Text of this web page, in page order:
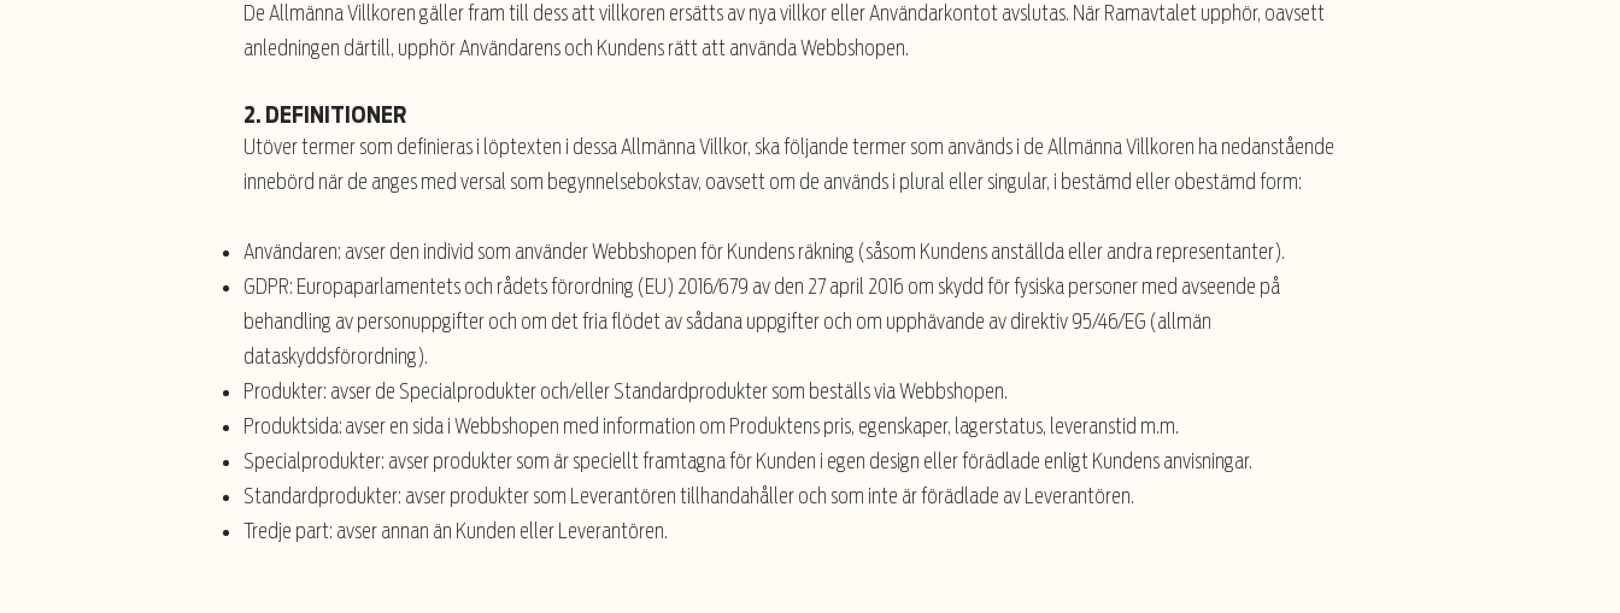
De Allmänna Villkoren gäller fram till dess att villkoren ersätts av nya villkor eller Användarkontot avslutas. När Ramavtalet upphör, oavsett
anledningen därtill, upphör Användarens och Kundens rätt att använda Webbshopen.
2. DEFINITIONER
Utöver termer som definieras i löptexten i dessa Allmänna Villkor, ska följande termer som används i de Allmänna Villkoren ha nedanstående
innebörd när de anges med versal som begynnelsebokstav, oavsett om de används i plural eller singular, i bestämd eller obestämd form:
Användaren: avser den individ som använder Webbshopen för Kundens räkning (såsom Kundens anställda eller andra representanter).
GDPR: Europaparlamentets och rådets förordning (EU) 2016/679 av den 27 april 2016 om skydd för fysiska personer med avseende på
behandling av personuppgifter och om det fria flödet av sådana uppgifter och om upphävande av direktiv 95/46/EG (allmän
dataskyddsförordning).
Produkter: avser de Specialprodukter och/eller Standardprodukter som beställs via Webbshopen.
Produktsida: avser en sida i Webbshopen med information om Produktens pris, egenskaper, lagerstatus, leveranstid m.m.
Specialprodukter: avser produkter som är speciellt framtagna för Kunden i egen design eller förädlade enligt Kundens anvisningar.
Standardprodukter: avser produkter som Leverantören tillhandahåller och som inte är förädlade av Leverantören.
Tredje part: avser annan än Kunden eller Leverantören.